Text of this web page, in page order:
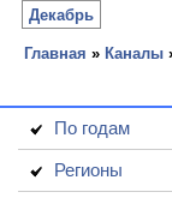
Декабрь
Главная » Каналы
По годам
Регионы